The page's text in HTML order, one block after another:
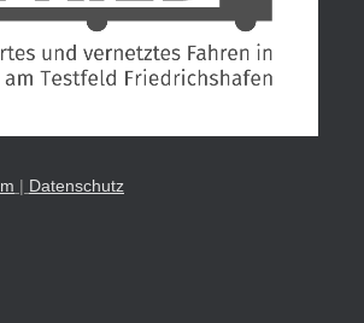
m | Datenschutz